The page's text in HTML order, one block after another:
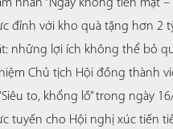
nhân “Ngày không tiền mặt –
đỉnh với kho quà tặng hơn 2
những lợi ích không thể bỏ
Chủ tịch Hội đồng thành
to, khổng lồ” trong ngày
tuyến cho Hội nghị xúc tiến